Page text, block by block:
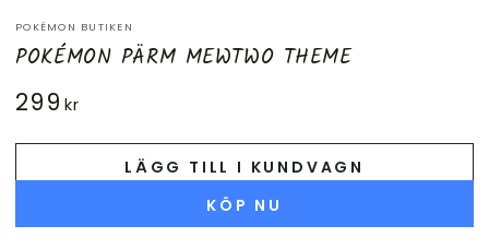
POKÉMON BUTIKEN
POKÉMON PÄRM MEWTWO THEME
Ordinarie
299 kr
LÄGG TILL I KUNDVAGN
KÖP NU